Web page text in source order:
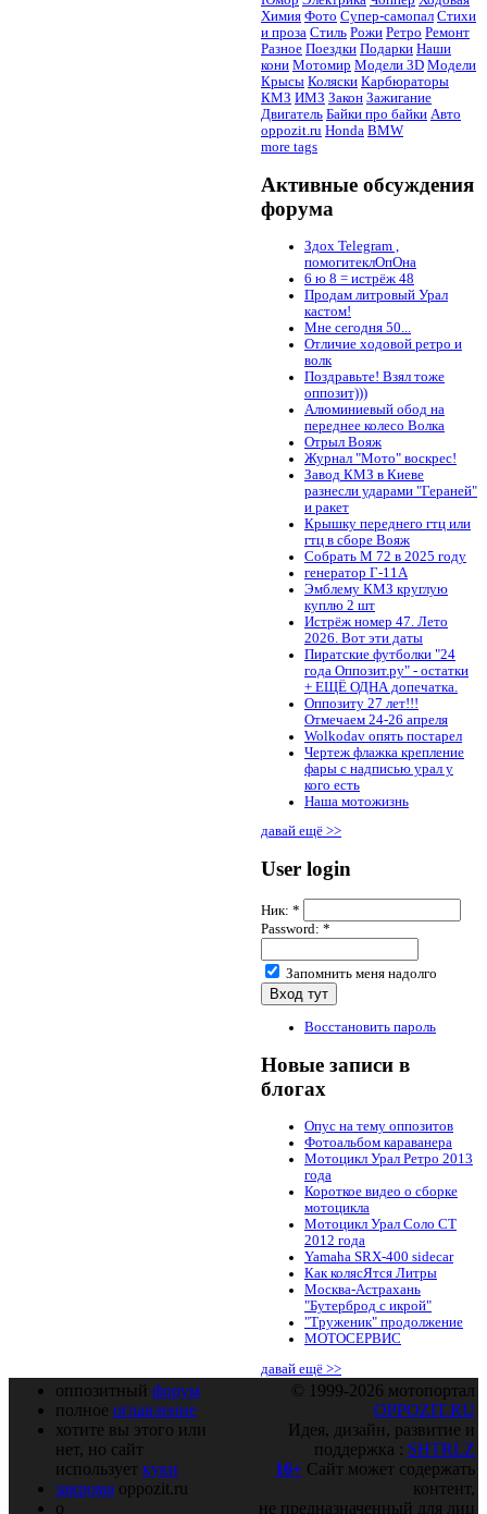
Химия Фото Супер-самопал Стихи
и проза Стиль Рожи Ретро Ремонт
Разное Поездки Подарки Наши
кони Мотомир Модели 3D Модели
Крысы Коляски Карбюраторы
КМЗ ИМЗ Закон Зажигание
Двигатель Байки про байки Авто
oppozit.ru Honda BMW
more tags
Активные обсуждения
форума
Здох Telegram ,
помогитеклОпОна
6 ю 8 = истрёж 48
Продам литровый Урал
кастом!
Мне сегодня 50...
Отличие ходовой ретро и
волк
Поздравьте! Взял тоже
оппозит)))
Алюминиевый обод на
переднее колесо Волка
Отрыл Вояж
Журнал "Мото" воскрес!
Завод КМЗ в Киеве
разнесли ударами "Гераней"
и ракет
Крышку переднего гтц или
гтц в сборе Вояж
Собрать М 72 в 2025 году
генератор Г-11А
Эмблему КМЗ круглую
куплю 2 шт
Истрёж номер 47. Лето
2026. Вот эти даты
Пиратские футболки "24
года Оппозит.ру" - остатки
+ ЕЩЁ ОДНА допечатка.
Оппозиту 27 лет!!!
Отмечаем 24-26 апреля
Wolkodav опять постарел
Чертеж флажка крепление
фары с надписью урал у
кого есть
Наша мотожизнь
давай ещё >>
User login
Ник: *
Password: *
Запомнить меня надолго
Восстановить пароль
Новые записи в
блогах
Опус на тему оппозитов
Фотоальбом караванера
Мотоцикл Урал Ретро 2013
года
Короткое видео о сборке
мотоцикла
Мотоцикл Урал Соло СТ
2012 года
Yamaha SRX-400 sidecar
Как колясЯтся Литры
Москва-Астрахань
"Бутерброд с икрой"
"Труженик" продолжение
МОТОСЕРВИС
давай ещё >>
оппозитный форум
полное оглавление
хотите вы этого или
нет, но сайт
использует куки
закрома oppozit.ru
о
© 1999-2026 мотопортал
OPPOZIT.RU
Идея, дизайн, развитие и
поддержка : SHTRLZ
16+ Сайт может содержать
контент,
не предназначенный для лиц